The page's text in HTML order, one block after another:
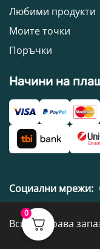
Любими продукти
Моите точки
Поръчки
Начини на
Социални мрежи:
Всички права
0